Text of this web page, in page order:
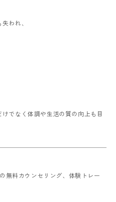
われ、
でなく体調や生活の質の向上も目
無料カウンセリング、体験トレー